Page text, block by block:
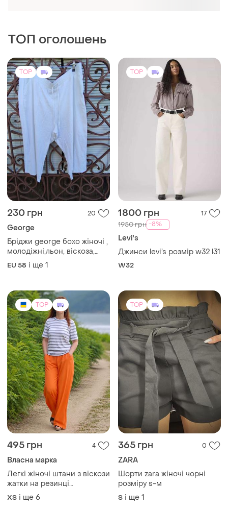
ТОП оголошень
TOP
230 грн 20
George
Бріджи george бохо жіночі ,
молодіжні,льон, віскоза,
великий розмір, літо.
EU 58 і ще 1
TOP
1800 грн 17
1950 грн -8%
Levi's
Джинси levi’s розмір w32 l31
W32
TOP
495 грн 4
Власна марка
Легкі жіночі штани з віскози
жатки на резинці
помаранчевий
ХS і ще 6
TOP
365 грн 0
ZARA
Шорти zara жіночі чорні
розміру s-м
S і ще 1